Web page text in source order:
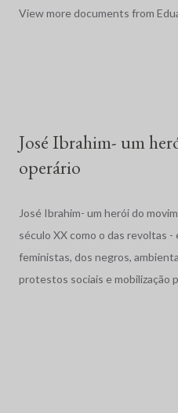
sobre o Brasil, nos anos de 1996
Brasil, foi marcado por
View more documents from
José Ibrahim- um
operário
José Ibrahim- um herói do
século XX como o das revoltas
feministas, dos negros,
protestos sociais e mobilização
massacre dos estudantes na